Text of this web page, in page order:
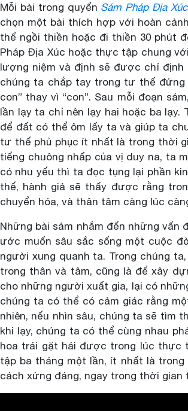
Mỗi bài trong quyển Sám Pháp Địa Xúc
chọn một bài thích hợp với hoàn
thể ngồi thiền hoặc đi thiền 30 phút
Pháp Địa Xúc hoặc thực tập chung
lượng niệm và định sẽ được chỉ định
chúng ta chắp tay trong tư thế
con” thay vì “con”. Sau mỗi đoạn
lần lạy ta chỉ nên lạy hai hoặc ba
để đất có thể ôm lấy ta và giúp ta
tư thế phủ phục ít nhất là trong thời
tiếng chuông nhấp của vị duy na, ta
có nhu yếu thì ta đọc tụng lại phần
thế, hành giả sẽ thấy được rằng
chuyển hóa, và thân tâm càng lúc
Những bài sám nhắm đến những
ước muốn sâu sắc sống một cuộc
người xung quanh ta. Trong chúng
trong thân và tâm, cũng là để xây
cho những người xuất gia, lại có
chúng ta có thể có cảm giác rằng
nhiên, nếu nhìn sâu, chúng ta sẽ tìm
khi lạy, chúng ta có thể cùng nhau
hoa trái gặt hái được trong lúc thực
tập ba tháng một lần, ít nhất là
cách xứng đáng, ngay trong thời gian